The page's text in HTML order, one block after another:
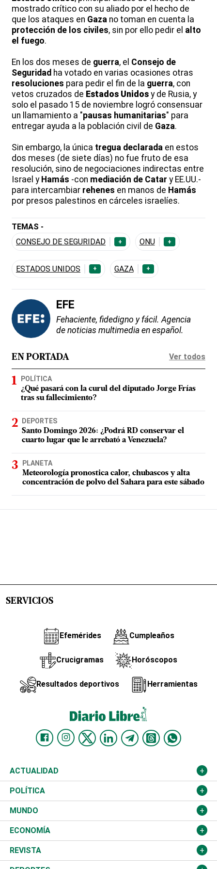
mostrado crítico con su aliado por el hecho de
que los ataques en Gaza no toman en cuenta la
protección de los civiles, sin por ello pedir el alto
el fuego.
En los dos meses de guerra, el Consejo de
Seguridad ha votado en varias ocasiones otras
resoluciones para pedir el fin de la guerra, con
vetos cruzados de Estados Unidos y de Rusia, y
solo el pasado 15 de noviembre logró consensuar
un llamamiento a "pausas humanitarias" para
entregar ayuda a la población civil de Gaza.
Sin embargo, la única tregua declarada en estos
dos meses (de siete días) no fue fruto de esa
resolución, sino de negociaciones indirectas entre
Israel y Hamás -con mediación de Catar y EE.UU.-
para intercambiar rehenes en manos de Hamás
por presos palestinos en cárceles israelíes.
TEMAS -
CONSEJO DE SEGURIDAD
+ ONU +
ESTADOS UNIDOS + GAZA +
EFE
Fehaciente, fidedigno y fácil. Agencia
de noticias multimedia en español.
EN PORTADA Ver todos
POLÍTICA
¿Qué pasará con la curul del diputado Jorge Frías
tras su fallecimiento?
DEPORTES
Santo Domingo 2026: ¿Podrá RD conservar el
cuarto lugar que le arrebató a Venezuela?
PLANETA
Meteorología pronostica calor, chubascos y alta
concentración de polvo del Sahara para este sábado
SERVICIOS
Efemérides Cumpleaños
Crucigramas Horóscopos
Resultados deportivos Herramientas
ACTUALIDAD
Nacional
Ciudad
Educación
Salud
POLÍTICA
Partidos
JCE
TSE
MUNDO
Estados Unidos
América Latina
ECONOMÍA
Finanzas
REVISTA